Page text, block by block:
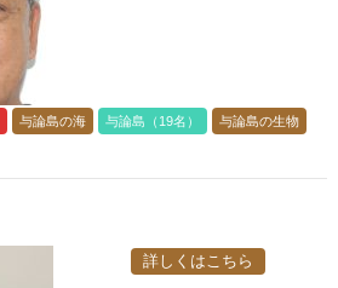
与論島の海 与論島（19名） 与論島の生物
詳しくはこちら